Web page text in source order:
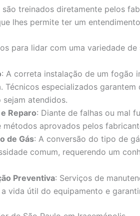
são treinados diretamente pelos
lhes permite ter um
para lidar com uma variedade
: A correta instalação de um fogão
Técnicos especializados
sejam atendidos.
Reparo: Diante de falhas ou mal
métodos aprovados pelos
de Gás: A conversão do tipo de
comum, requerendo um
Preventiva: Serviços de
vida útil do equipamento e